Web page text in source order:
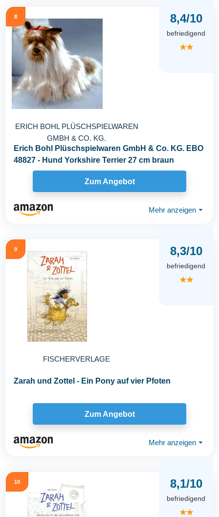
8
ERICH BOHL PLÜSCHSPIELWAREN
GMBH & CO. KG.
8,4/10
befriedigend
★★
Erich Bohl Plüschspielwaren GmbH & Co. KG. EBO
48827 - Hund Yorkshire Terrier 27 cm braun
Zum Angebot
Mehr anzeigen ⏷
9
FISCHERVERLAGE
8,3/10
befriedigend
★★
Zarah und Zottel - Ein Pony auf vier Pfoten
Zum Angebot
Mehr anzeigen ⏷
10 8,1/10
befriedigend
★★